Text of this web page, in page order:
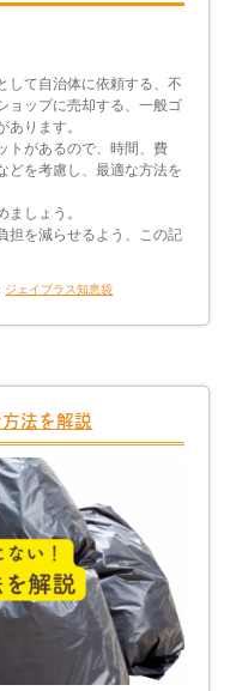
して自治体に依頼する、不
ョップに売却する、一般ゴ
あります。
トがあるので、時間、費
どを考慮し、最適な方法を
しょう。
担を減らせるよう、この記
ジェイプラス知恵袋
法を解説